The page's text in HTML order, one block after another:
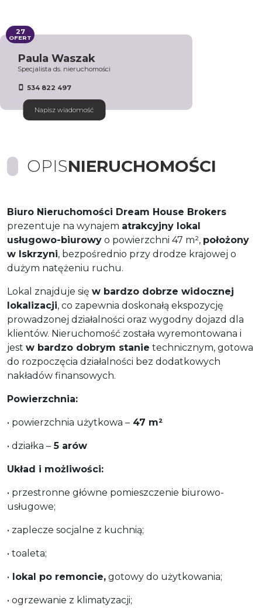
Paula Waszak
Specjalista ds. nieruchomości
534 822 497
Napisz wiadomość
27
OFERT
OPISNIERUCHOMOŚCI
Biuro Nieruchomości Dream House Brokers
prezentuje na wynajem atrakcyjny lokal
usługowo-biurowy o powierzchni 47 m², położony
w Iskrzyni, bezpośrednio przy drodze krajowej o
dużym natężeniu ruchu.
Lokal znajduje się w bardzo dobrze widocznej
lokalizacji, co zapewnia doskonałą ekspozycję
prowadzonej działalności oraz wygodny dojazd dla
klientów. Nieruchomość została wyremontowana i
jest w bardzo dobrym stanie technicznym, gotowa
do rozpoczęcia działalności bez dodatkowych
nakładów finansowych.
Powierzchnia:
• powierzchnia użytkowa – 47 m²
• działka – 5 arów
Układ i możliwości:
• przestronne główne pomieszczenie biurowo-
usługowe;
• zaplecze socjalne z kuchnią;
• toaleta;
• lokal po remoncie, gotowy do użytkowania;
• ogrzewanie z klimatyzacji;